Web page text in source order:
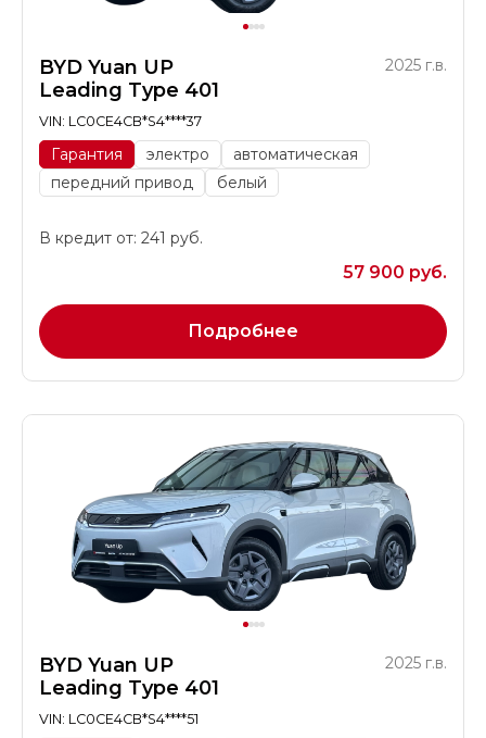
BYD Yuan UP
Leading Type 401
2025 г.в.
VIN: LC0CE4CB*S4****37
Гарантия электро
автоматическая
передний привод
белый
В кредит от: 241 руб.
57 900 руб.
Подробнее
BYD Yuan UP
Leading Type 401
2025 г.в.
VIN: LC0CE4CB*S4****51